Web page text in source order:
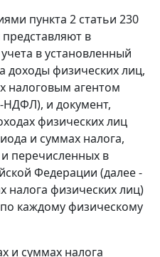
пункта 2 статьи 230
в
в установленный
доходы физических лиц,
налоговым агентом
НДФЛ), и документ,
физических лиц
и суммах налога,
перечисленных в
Федерации (далее -
налога физических лиц)
каждому физическому
и суммах налога